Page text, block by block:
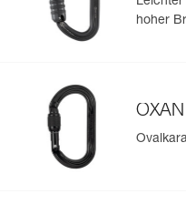
Sehen Sie sich die
Herstellungsdatum an.
hoher
OXAN